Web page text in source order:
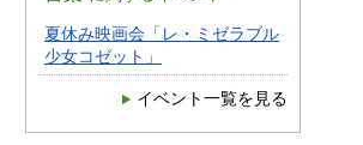
夏休み映画会「レ・ミゼラブル
少女コゼット」
イベント一覧を見る